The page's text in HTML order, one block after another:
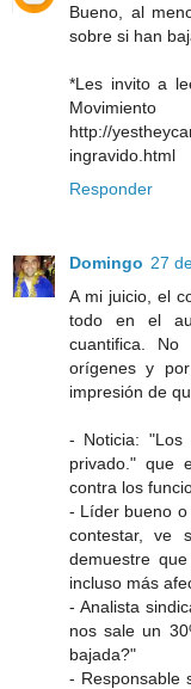
Bueno, al
sobre si han
*Les invito a
http://
ingravido.html
Responder
Domingo 27
A mi juicio, el
todo en el
cuantifica.
orígenes y
impresión de
- Noticia: "Los
privado." que
contra los
- Líder bueno o
contestar, ve
demuestre
incluso más
- Analista
nos sale un
bajada?"
- Responsable